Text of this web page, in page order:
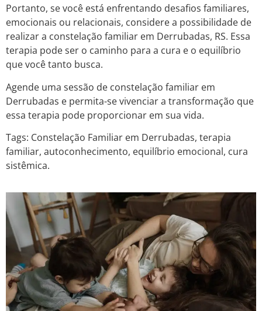
Portanto, se você está enfrentando desafios familiares,
emocionais ou relacionais, considere a possibilidade de
realizar a constelação familiar em Derrubadas, RS. Essa
terapia pode ser o caminho para a cura e o equilíbrio
que você tanto busca.
Agende uma sessão de constelação familiar em
Derrubadas e permita-se vivenciar a transformação que
essa terapia pode proporcionar em sua vida.
Tags: Constelação Familiar em Derrubadas, terapia
familiar, autoconhecimento, equilíbrio emocional, cura
sistêmica.